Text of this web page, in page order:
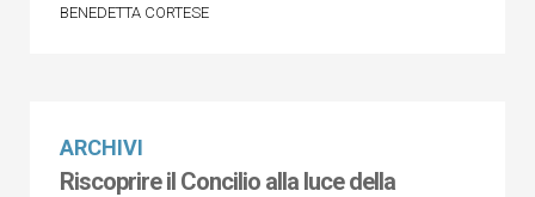
BENEDETTA CORTESE
ARCHIVI
Riscoprire il Concilio alla luce della